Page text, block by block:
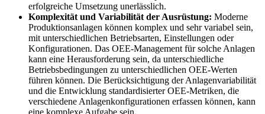
erfolgreiche Umsetzung unerlässlich.
Komplexität und Variabilität der Ausrüstung: Moderne
Produktionsanlagen können komplex und sehr variabel sein,
mit unterschiedlichen Betriebsarten, Einstellungen oder
Konfigurationen. Das OEE-Management für solche Anlagen
kann eine Herausforderung sein, da unterschiedliche
Betriebsbedingungen zu unterschiedlichen OEE-Werten
führen können. Die Berücksichtigung der Anlagenvariabilität
und die Entwicklung standardisierter OEE-Metriken, die
verschiedene Anlagenkonfigurationen erfassen können, kann
eine komplexe Aufgabe sein.